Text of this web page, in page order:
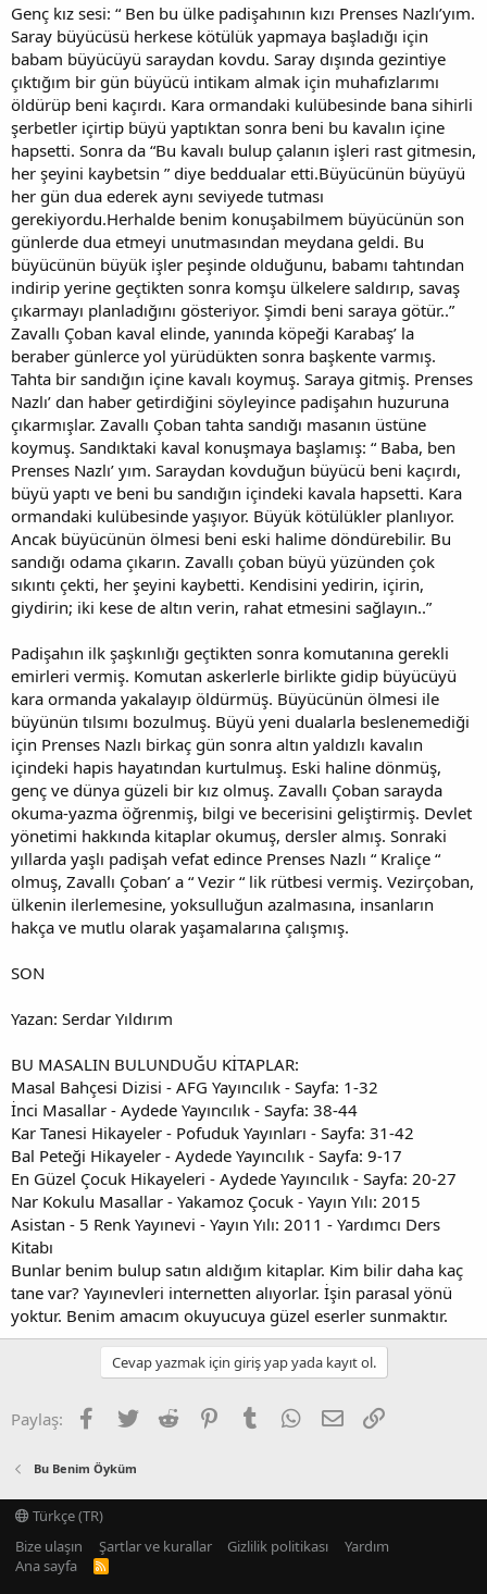
Genç kız sesi: “ Ben bu ülke padişahının kızı Prenses Nazlı’yım.
Saray büyücüsü herkese kötülük yapmaya başladığı için
babam büyücüyü saraydan kovdu. Saray dışında gezintiye
çıktığım bir gün büyücü intikam almak için muhafızlarımı
öldürüp beni kaçırdı. Kara ormandaki kulübesinde bana sihirli
şerbetler içirtip büyü yaptıktan sonra beni bu kavalın içine
hapsetti. Sonra da “Bu kavalı bulup çalanın işleri rast gitmesin,
her şeyini kaybetsin ” diye beddualar etti.Büyücünün büyüyü
her gün dua ederek aynı seviyede tutması
gerekiyordu.Herhalde benim konuşabilmem büyücünün son
günlerde dua etmeyi unutmasından meydana geldi. Bu
büyücünün büyük işler peşinde olduğunu, babamı tahtından
indirip yerine geçtikten sonra komşu ülkelere saldırıp, savaş
çıkarmayı planladığını gösteriyor. Şimdi beni saraya götür..”
Zavallı Çoban kaval elinde, yanında köpeği Karabaş’ la
beraber günlerce yol yürüdükten sonra başkente varmış.
Tahta bir sandığın içine kavalı koymuş. Saraya gitmiş. Prenses
Nazlı’ dan haber getirdiğini söyleyince padişahın huzuruna
çıkarmışlar. Zavallı Çoban tahta sandığı masanın üstüne
koymuş. Sandıktaki kaval konuşmaya başlamış: “ Baba, ben
Prenses Nazlı’ yım. Saraydan kovduğun büyücü beni kaçırdı,
büyü yaptı ve beni bu sandığın içindeki kavala hapsetti. Kara
ormandaki kulübesinde yaşıyor. Büyük kötülükler planlıyor.
Ancak büyücünün ölmesi beni eski halime döndürebilir. Bu
sandığı odama çıkarın. Zavallı çoban büyü yüzünden çok
sıkıntı çekti, her şeyini kaybetti. Kendisini yedirin, içirin,
giydirin; iki kese de altın verin, rahat etmesini sağlayın..”
Padişahın ilk şaşkınlığı geçtikten sonra komutanına gerekli
emirleri vermiş. Komutan askerlerle birlikte gidip büyücüyü
kara ormanda yakalayıp öldürmüş. Büyücünün ölmesi ile
büyünün tılsımı bozulmuş. Büyü yeni dualarla beslenemediği
için Prenses Nazlı birkaç gün sonra altın yaldızlı kavalın
içindeki hapis hayatından kurtulmuş. Eski haline dönmüş,
genç ve dünya güzeli bir kız olmuş. Zavallı Çoban sarayda
okuma-yazma öğrenmiş, bilgi ve becerisini geliştirmiş. Devlet
yönetimi hakkında kitaplar okumuş, dersler almış. Sonraki
yıllarda yaşlı padişah vefat edince Prenses Nazlı “ Kraliçe “
olmuş, Zavallı Çoban’ a “ Vezir “ lik rütbesi vermiş. Vezirçoban,
ülkenin ilerlemesine, yoksulluğun azalmasına, insanların
hakça ve mutlu olarak yaşamalarına çalışmış.
SON
Yazan: Serdar Yıldırım
BU MASALIN BULUNDUĞU KİTAPLAR:
Masal Bahçesi Dizisi - AFG Yayıncılık - Sayfa: 1-32
İnci Masallar - Aydede Yayıncılık - Sayfa: 38-44
Kar Tanesi Hikayeler - Pofuduk Yayınları - Sayfa: 31-42
Bal Peteği Hikayeler - Aydede Yayıncılık - Sayfa: 9-17
En Güzel Çocuk Hikayeleri - Aydede Yayıncılık - Sayfa: 20-27
Nar Kokulu Masallar - Yakamoz Çocuk - Yayın Yılı: 2015
Asistan - 5 Renk Yayınevi - Yayın Yılı: 2011 - Yardımcı Ders
Kitabı
Bunlar benim bulup satın aldığım kitaplar. Kim bilir daha kaç
tane var? Yayınevleri internetten alıyorlar. İşin parasal yönü
yoktur. Benim amacım okuyucuya güzel eserler sunmaktır.
Cevap yazmak için giriş yap yada kayıt ol.
Paylaş: Facebook
Twitter Reddit PinterestTumblr WhatsApp
E-posta
Bu Benim Öyküm
Türkçe (TR)
Bize ulaşın
Şartlar ve kurallar Gizlilik politikası
Yardım
Ana sayfa
R